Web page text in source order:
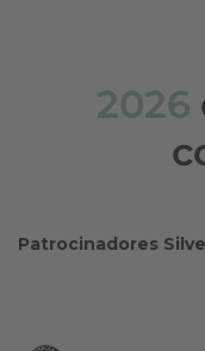
2026
Patrocinadores